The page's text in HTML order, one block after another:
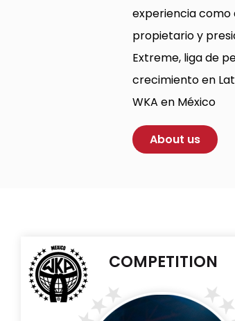
experiencia como
propietario y
Extreme, liga de
crecimiento en
WKA en México
About us
COMPETITION